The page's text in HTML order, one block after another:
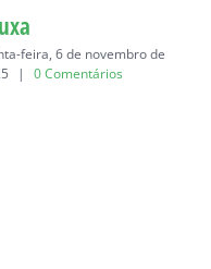
feira, 6 de novembro de
| 0 Comentários